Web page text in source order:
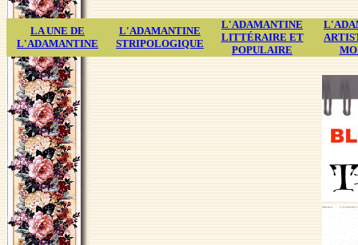
LA UNE DE
L'ADAMANTINE
L'ADAMANTINE
STRIPOLOGIQUE
L'ADAMANTINE
LITTÉRAIRE ET
POPULAIRE